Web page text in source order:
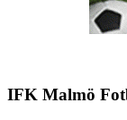
IFK Malmö